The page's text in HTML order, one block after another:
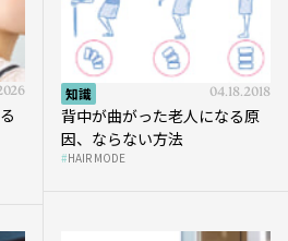
知識 04.18.2018
背中が曲がった老人になる原
因、ならない方法
HAIR MODE